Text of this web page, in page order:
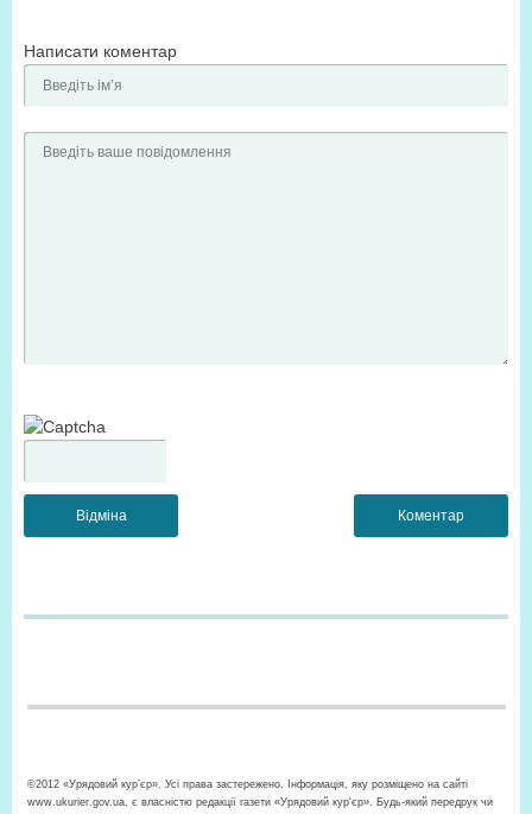
Написати коментар
©2012 «Урядовий кур’єр». Усі права застережено. Інформація, яку розміщено на сайті
www.ukurier.gov.ua, є власністю редакції газети «Урядовий кур'єр». Будь-який передрук чи